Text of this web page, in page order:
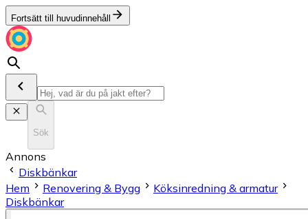
Fortsätt till huvudinnehåll
Sök
Annons
Diskbänkar
Hem
Renovering & Bygg
Köksinredning & armatur
Diskbänkar